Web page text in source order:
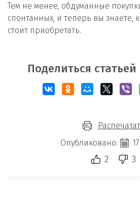
Тем не менее, обдуманные
спонтанных, и теперь вы знаете,
стоит приобретать.
Поделиться статьей
Опубликовано:
2 3